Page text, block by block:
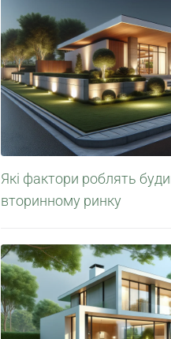
Які фактори роблять
вторинному ринку